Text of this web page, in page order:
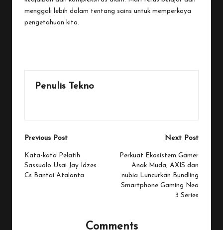
menggali lebih dalam tentang sains untuk memperkaya
pengetahuan kita.
Penulis Tekno
Post
navigation
Previous Post
Kata-kata Pelatih
Sassuolo Usai Jay Idzes
Cs Bantai Atalanta
Next Post
Perkuat Ekosistem Gamer
Anak Muda, AXIS dan
nubia Luncurkan Bundling
Smartphone Gaming Neo
3 Series
Comments